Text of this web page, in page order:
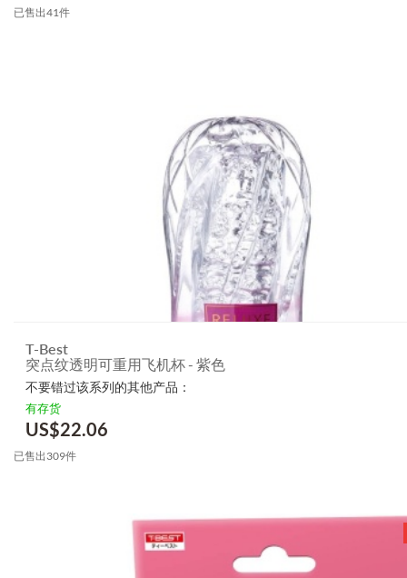
已售出41件
T-Best
突点纹透明可重用飞机杯 - 紫色
不要错过该系列的其他产品：
有存货
US$22.06
已售出309件